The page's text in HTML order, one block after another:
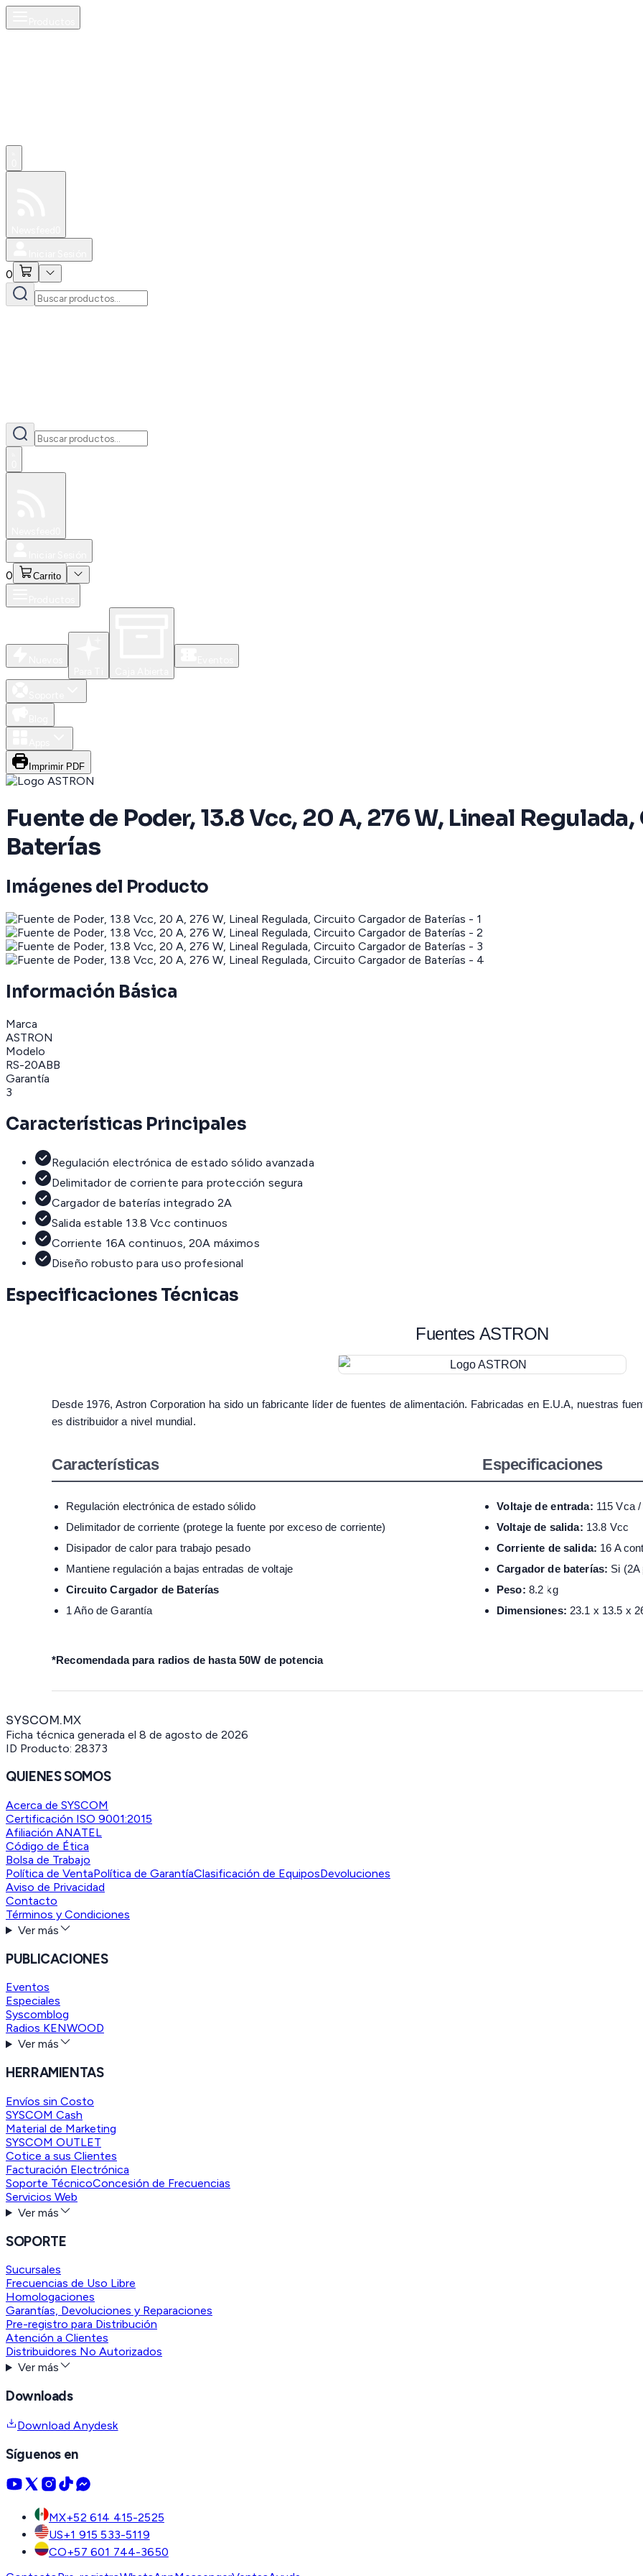
0
0 Carrito
Imprimir PDF
Fuente de Poder, 13.8 Vcc, 20 A, 276 W, Lineal
Baterías
Imágenes del Producto
Información Básica
Marca
ASTRON
Modelo
RS-20ABB
Garantía
3
Características Principales
Regulación electrónica de estado sólido avanzada
Delimitador de corriente para protección segura
Cargador de baterías integrado 2A
Salida estable 13.8 Vcc continuos
Corriente 16A continuos, 20A máximos
Diseño robusto para uso profesional
Especificaciones Técnicas
Fuentes ASTRON
Desde 1976, Astron Corporation ha sido un fabricante líder de fuentes de alimentación. Fabricadas en E.U.A, nuestras
es distribuidor a nivel mundial.
Características
Regulación electrónica de estado sólido
Delimitador de corriente (protege la fuente por exceso de corriente)
Disipador de calor para trabajo pesado
Mantiene regulación a bajas entradas de voltaje
Circuito Cargador de Baterías
1 Año de Garantía
Especificaciones
Voltaje de entrada: 115 Vca
Voltaje de salida: 13.8 Vcc
Corriente de salida: 16 A
Cargador de baterías: Si (2A
Peso: 8.2 kg
Dimensiones: 23.1 x 13.5 x
*Recomendada para radios de hasta 50W de potencia
SYSCOM.MX
Ficha técnica generada el 8 de agosto de 2026
ID Producto: 28373
QUIENES SOMOS
Acerca de SYSCOM
Certificación ISO 9001:2015
Afiliación ANATEL
Código de Ética
Bolsa de Trabajo
Política de VentaPolítica de GarantíaClasificación de EquiposDevoluciones
Aviso de Privacidad
Contacto
Términos y Condiciones
Ver más
PUBLICACIONES
Eventos
Especiales
Syscomblog
Radios KENWOOD
Ver más
HERRAMIENTAS
Envíos sin Costo
SYSCOM Cash
Material de Marketing
SYSCOM OUTLET
Cotice a sus Clientes
Facturación Electrónica
Soporte TécnicoConcesión de Frecuencias
Servicios Web
Ver más
SOPORTE
Sucursales
Frecuencias de Uso Libre
Homologaciones
Garantías, Devoluciones y Reparaciones
Pre-registro para Distribución
Atención a Clientes
Distribuidores No Autorizados
Ver más
Downloads
Download Anydesk
Síguenos en
MX+52 614 415-2525
US+1 915 533-5119
CO+57 601 744-3650